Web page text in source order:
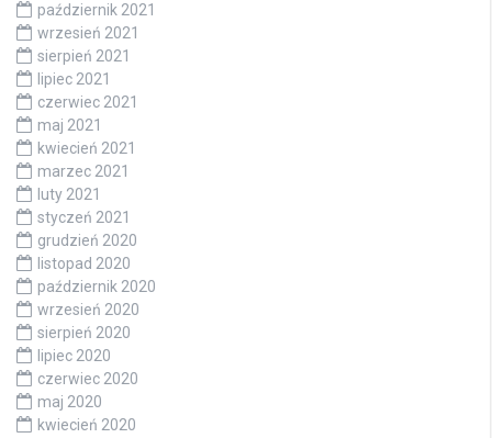
październik 2021
wrzesień 2021
sierpień 2021
lipiec 2021
czerwiec 2021
maj 2021
kwiecień 2021
marzec 2021
luty 2021
styczeń 2021
grudzień 2020
listopad 2020
październik 2020
wrzesień 2020
sierpień 2020
lipiec 2020
czerwiec 2020
maj 2020
kwiecień 2020